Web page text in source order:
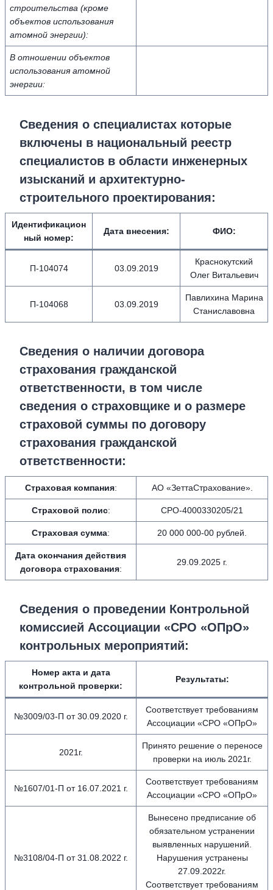
строительства (кроме
объектов использования
атомной энергии):
В отношении объектов
использования атомной
энергии:
Сведения о специалистах которые
включены в национальный реестр
специалистов в области инженерных
изысканий и архитектурно-
строительного проектирования:
Идентификацион
ный номер:
Дата внесения: ФИО:
П-104074 03.09.2019
Краснокутский
Олег Витальевич
П-104068 03.09.2019
Павлихина Марина
Станиславовна
Сведения о наличии договора
страхования гражданской
ответственности, в том числе
сведения о страховщике и о размере
страховой суммы по договору
страхования гражданской
ответственности:
Страховая компания: АО «ЗеттаСтрахование».
Страховой полис: СРО-4000330205/21
Страховая сумма: 20 000 000-00 рублей.
Дата окончания действия
договора страхования:
29.09.2025 г.
Сведения о проведении Контрольной
комиссией Ассоциации «СРО «ОПрО»
контрольных мероприятий:
Номер акта и дата
контрольной проверки:
Результаты:
№3009/03-П от 30.09.2020 г.
Соответствует требованиям
Ассоциации «СРО «ОПрО»
2021г.
Принято решение о переносе
проверки на июль 2021г.
№1607/01-П от 16.07.2021 г.
Соответствует требованиям
Ассоциации «СРО «ОПрО»
№3108/04-П от 31.08.2022 г.
Вынесено предписание об
обязательном устранении
выявленных нарушений.
Нарушения устранены
27.09.2022г.
Соответствует требованиям